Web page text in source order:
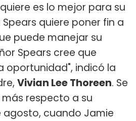
es lo mejor para su
Spears quiere poner fin a
puede manejar su
Spears cree que
oportunidad", indicó la
Vivian Lee Thoreen. Se
respecto a su
agosto, cuando Jamie